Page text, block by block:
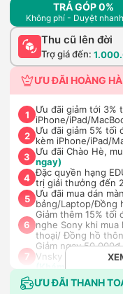
TRẢ GÓP 0%
Không phí - Duyệt
Thu cũ lên đời
Trợ giá đến:
ƯU ĐÃI HOÀNG HÀ
1
Ưu đãi giảm tới 3%
iPhone/iPad/
2 Ưu đãi giảm 5% tối
kèm iPhone/iPad/
3
Ưu đãi Chào Hè,
ngay)
4 Đặc quyền hạng
trị giải thưởng đến
5 Ưu đãi mua dán
bảng/Laptop/Đồng
6
Giảm thêm 15% tối
nghe Sony khi
thoại/ Đồng hồ
7
Giảm ngay
Vnsky lên tới 6GB
(Khám phá ngay)
8 Nhận báo giá tốt
khi mua số lượng
ƯU ĐÃI THANH